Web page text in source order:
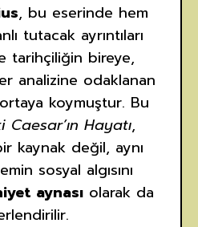
, bu eserinde hem
tutacak ayrıntıları
tarihçiliğin bireye,
analizine odaklanan
koymuştur. Bu
Caesar’ın Hayatı,
kaynak değil, aynı
sosyal algısını
aynası olarak da